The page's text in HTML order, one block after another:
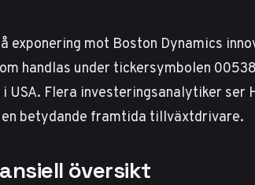
exponering mot Boston Dynamics
handlas under tickersymbolen
USA. Flera investeringsanalytiker ser
betydande framtida tillväxtdrivare.
översikt